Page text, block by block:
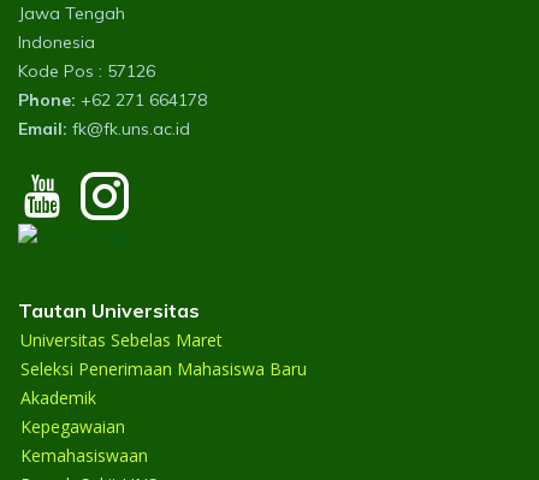
Jawa Tengah
Indonesia
Kode Pos : 57126
Phone: +62 271 664178
Email: fk@fk.uns.ac.id
Tautan Universitas
Universitas Sebelas Maret
Seleksi Penerimaan Mahasiswa Baru
Akademik
Kepegawaian
Kemahasiswaan